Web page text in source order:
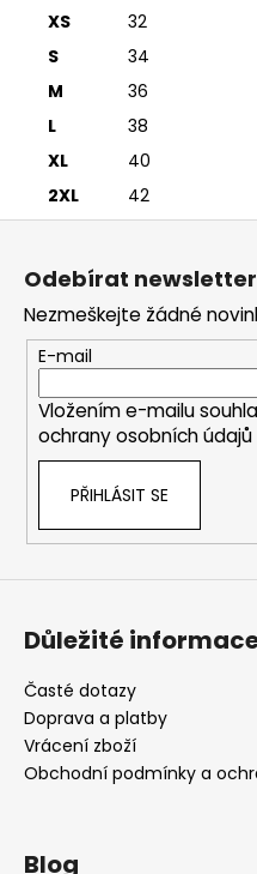
XS 32
S
34
M
36
L
38
XL
40
2XL
42
Z
Odebírat newsletter
Nezmeškejte žádné
E-mail
Vložením e-mailu
ochrany osobních údajů
PŘIHLÁSIT SE
Důležité
Časté dotazy
Doprava a platby
Vrácení zboží
Obchodní podmínky a
Blog